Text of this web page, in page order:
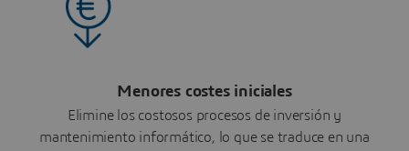
Menores costes iniciales
Elimine los costosos procesos de inversión y
mantenimiento informático, lo que se traduce en una